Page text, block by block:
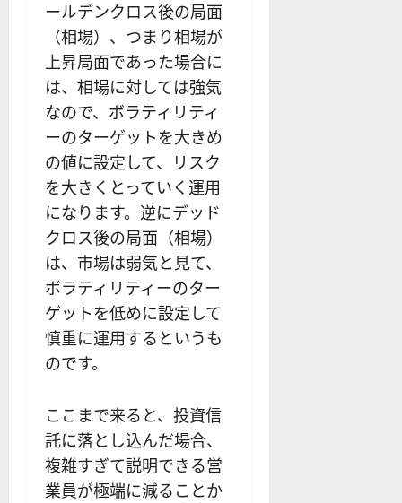
ールデンクロス後の局面
（相場）、つまり相場が
上昇局面であった場合に
は、相場に対しては強気
なので、ボラティリティ
ーのターゲットを大きめ
の値に設定して、リスク
を大きくとっていく運用
になります。逆にデッド
クロス後の局面（相場）
は、市場は弱気と見て、
ボラティリティーのター
ゲットを低めに設定して
慎重に運用するというも
のです。
ここまで来ると、投資信
託に落とし込んだ場合、
複雑すぎて説明できる営
業員が極端に減ることか